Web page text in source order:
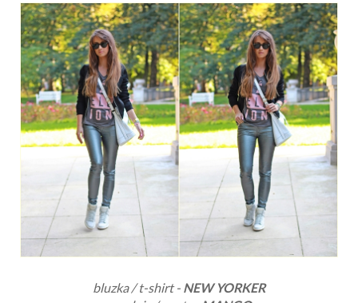
bluzka / t-shirt - NEW YORKER